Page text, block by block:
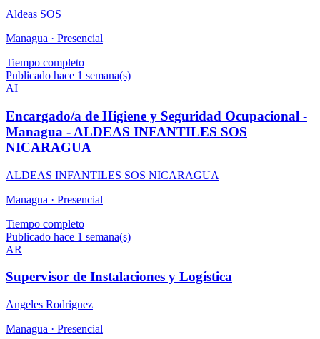
Aldeas SOS
Managua · Presencial
Tiempo completo
Publicado hace 1 semana(s)
AI
Encargado/a de Higiene y Seguridad Ocupacional -
Managua - ALDEAS INFANTILES SOS
NICARAGUA
ALDEAS INFANTILES SOS NICARAGUA
Managua · Presencial
Tiempo completo
Publicado hace 1 semana(s)
AR
Supervisor de Instalaciones y Logística
Angeles Rodriguez
Managua · Presencial